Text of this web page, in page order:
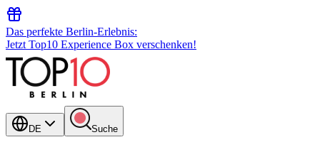
Das perfekte Berlin-Erlebnis:
Jetzt Top10 Experience Box verschenken!
DE Suche